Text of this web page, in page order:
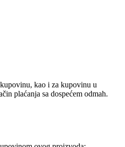
kao i za kupovinu u
plaćanja sa dospećem odmah.